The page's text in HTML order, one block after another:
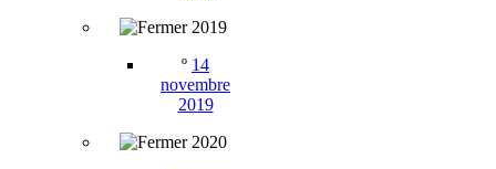
2019
º 14
novembre
2019
2020